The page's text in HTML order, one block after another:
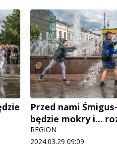
Przed nami
będzie mokry i…
REGION
2024.03.29 09:09